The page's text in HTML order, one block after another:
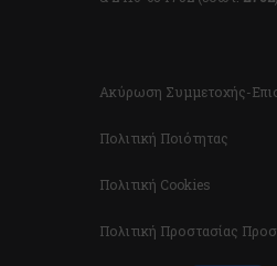
Ακύρωση Συμμετοχής-
Πολιτική Ποιότητας
Πολιτική Cookies
Πολιτική Προστασίας